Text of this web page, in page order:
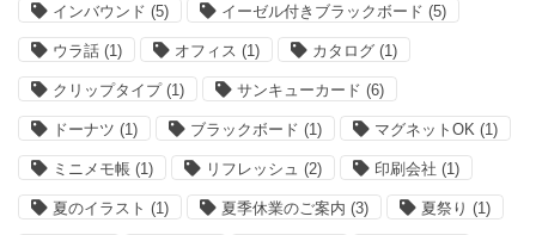
インバウンド (5) イーゼル付きブラックボード (5)
ウラ話 (1) オフィス (1) カタログ (1)
クリップタイプ(1) サンキューカード (6)
ドーナツ (1) ブラックボード (1) マグネットOK (1)
ミニメモ帳 (1) リフレッシュ (2) 印刷会社 (1)
夏のイラスト (1) 夏季休業のご案内 (3) 夏祭り (1)